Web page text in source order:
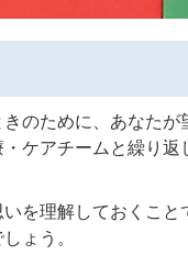
きのために、あなた
ケアチームと繰り
を理解しておくこ
ょう。